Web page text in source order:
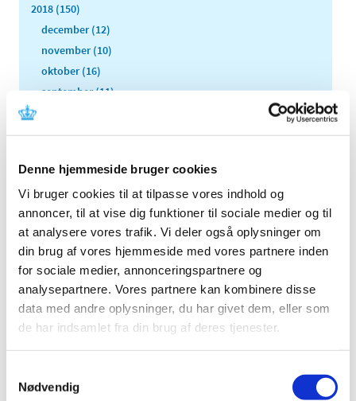
Denne hjemmeside bruger cookies
Vi bruger cookies til at tilpasse vores indhold og
annoncer, til at vise dig funktioner til sociale medier og til
at analysere vores trafik. Vi deler også oplysninger om
din brug af vores hjemmeside med vores partnere inden
for sociale medier, annonceringspartnere og
analysepartnere. Vores partnere kan kombinere disse
data med andre oplysninger, du har givet dem, eller som
de har indsamlet fra din brug af deres tjenester.
Nødvendig
2018 (150)
december (12)
november (10)
oktober (16)
september (11)
juli (8)
maj (18)
april (10)
marts (21)
februar (14)
januar (11)
2017 (167)
2016 (167)
2015 (33)
2012 (44)